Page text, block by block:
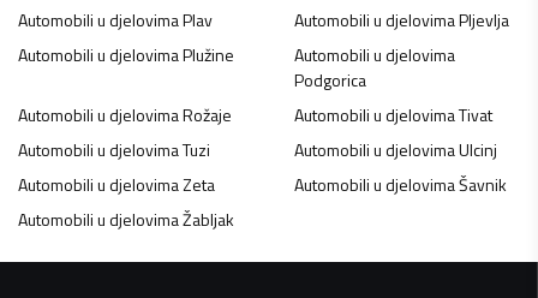
Automobili u djelovimaPlav Automobili u djelovimaPljevlja
Automobili u djelovimaPlužine
Automobili u djelovima
Podgorica
Automobili u djelovimaRožaje Automobili u djelovimaTivat
Automobili u djelovimaTuzi Automobili u djelovimaUlcinj
Automobili u djelovimaZeta Automobili u djelovimaŠavnik
Automobili u djelovimaŽabljak